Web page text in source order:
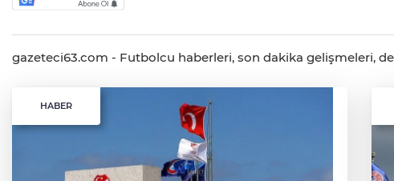
gazeteci63.com - Futbolcu haberleri, son dakika gelişmeleri,
HABER